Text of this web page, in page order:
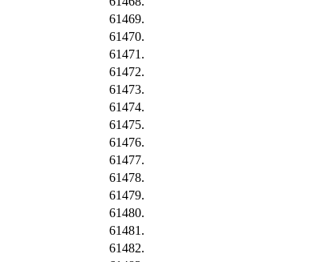
61469.
61470.
61471.
61472.
61473.
61474.
61475.
61476.
61477.
61478.
61479.
61480.
61481.
61482.